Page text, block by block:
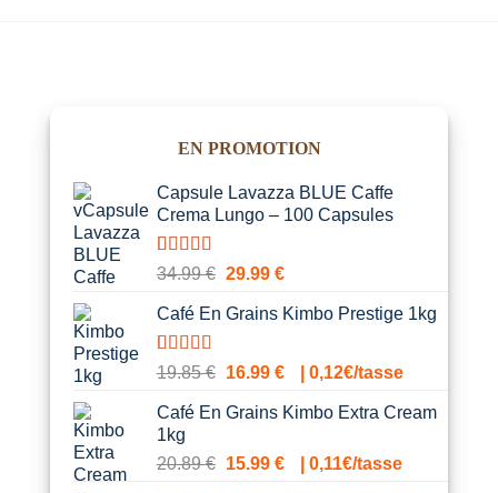
EN PROMOTION
Capsule Lavazza BLUE Caffe
Crema Lungo – 100 Capsules
Noté5.00
sur
1
notation
client
34.99€ Le
initial
34.99 €.
29.99 €Le
actuel
29.99 €.
Café En Grains Kimbo Prestige 1kg
Noté5.00
sur
1
notation
client
19.85€
Le
initial
19.85 €.
16.99 €Le
actuel
16.99 €.
| 0,12€/tasse
Café En Grains Kimbo Extra Cream
1kg
20.89€
Le
15.99 €Le | 0,11€/tasse